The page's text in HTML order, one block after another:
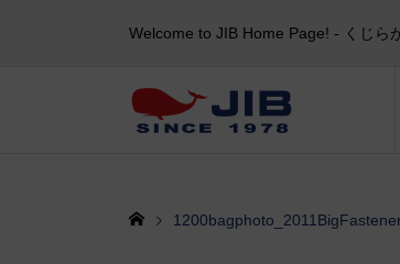
Welcome to JIB Home Page! ‐ くじら